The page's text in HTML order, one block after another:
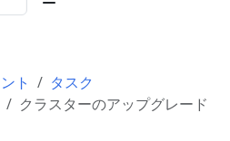
ト
タスク
クラスターのアップグレード